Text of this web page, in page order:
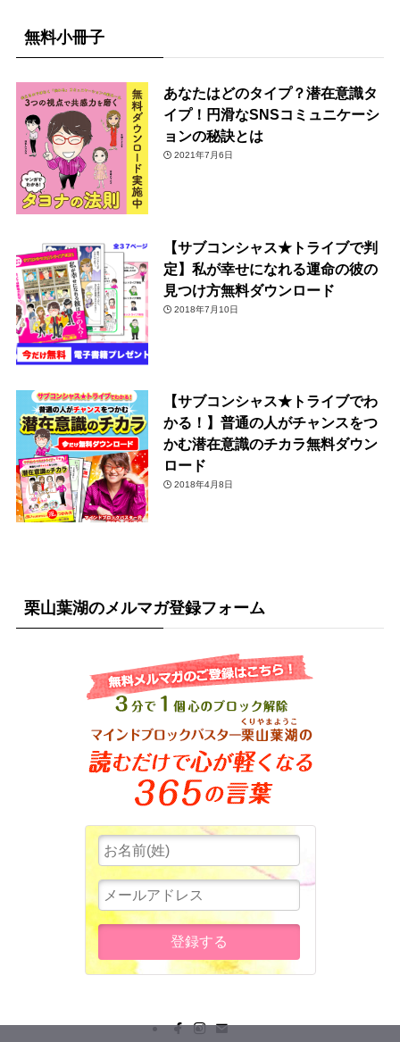
無料小冊子
あなたはどのタイプ？潜在意識タ
イプ！円滑なSNSコミュニケーシ
ョンの秘訣とは
2021年7月6日
【サブコンシャス★トライブで判
定】私が幸せになれる運命の彼の
見つけ方無料ダウンロード
2018年7月10日
【サブコンシャス★トライブでわ
かる！】普通の人がチャンスをつ
かむ潜在意識のチカラ無料ダウン
ロード
2018年4月8日
栗山葉湖のメルマガ登録フォーム